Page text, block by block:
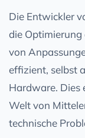
Die Entwickler
die Optimierung
von
effizient, selbst
Hardware. Dies
Welt von
technische